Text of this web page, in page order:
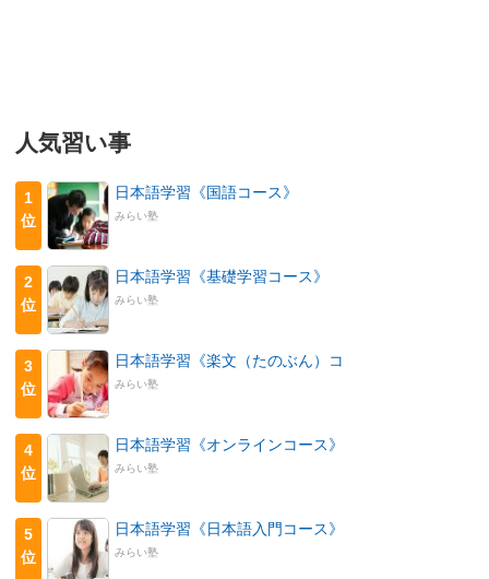
人気習い事
1
位
日本語学習《国語コース》
みらい塾
2
位
日本語学習《基礎学習コース》
みらい塾
3
位
日本語学習《楽文（たのぶん）コ
みらい塾
4
位
日本語学習《オンラインコース》
みらい塾
5
位
日本語学習《日本語入門コース》
みらい塾